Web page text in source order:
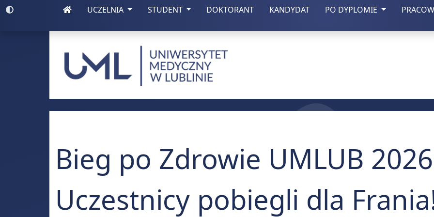
Włącz wysoki kontrast UCZELNIA STUDENT DOKTORANT(otwiera się w nowej zakładce)
KANDYDAT(otwiera się w nowej zakładce)
PO DYPLOMIE
(otwiera się w nowej zakładce)
(otwiera się w nowej zakładce)
Uniwersytet Medyczny w Lublinie
Bieg po Zdrowie UMLUB
Uczestnicy pobiegli dla